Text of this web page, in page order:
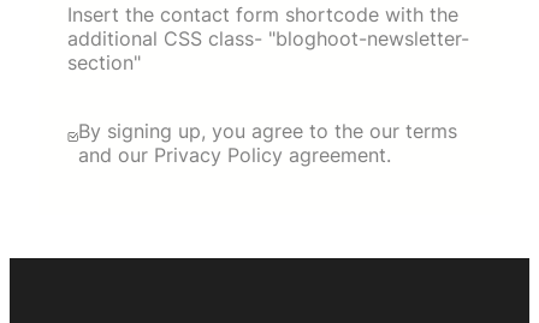
Insert the contact form shortcode with the
additional CSS class- "bloghoot-newsletter-
section"
By signing up, you agree to the our terms
and our Privacy Policy agreement.